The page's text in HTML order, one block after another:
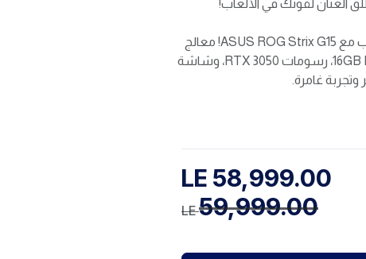
أطلق العنان لقوة الألعاب مع ASUS ROG Strix G15! معالج
R7 6800H، ذاكرة 16GB DDR5، رسومات RTX 3050، وشاشة
58,999.00
59,999.00
LE